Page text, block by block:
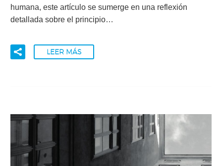
humana, este artículo se sumerge en una reflexión
detallada sobre el principio…
LEER MÁS